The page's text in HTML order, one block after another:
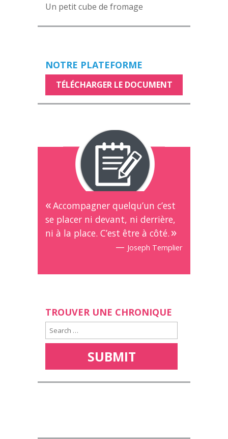
Un petit cube de fromage
NOTRE PLATEFORME
TÉLÉCHARGER LE DOCUMENT
Accompagner quelqu’un c’est
se placer ni devant, ni derrière,
ni à la place. C’est être à côté.
— Joseph Templier
TROUVER UNE CHRONIQUE